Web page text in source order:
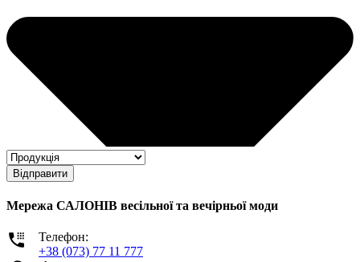
Відправити
Мережа САЛОНІВ весільної та вечірньої моди
Телефон:
+38 (073) 77 11 777